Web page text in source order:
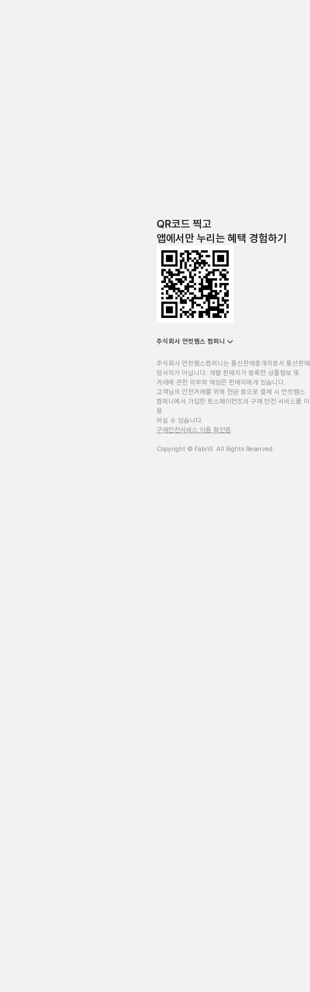
QR코드 찍고
앱에서만 누리는 혜택 경험하기
주식회사 언컷젬스 컴퍼니
주식회사 언컷젬스컴퍼니는 통신판매중개자로서 통신판매
당사자가 아닙니다. 개별 판매자가 등록한 상품정보 및
거래에 관한 의무와 책임은 판매자에게 있습니다.
고객님의 안전거래를 위해 현금 등으로 결제 시 언컷젬스
컴퍼니에서 가입한 토스페이먼츠의 구매 안전 서비스를 이
용
하실 수 있습니다.
구매안전서비스 이용 확인증
Copyright © Fabrill. All Rights Reserved.